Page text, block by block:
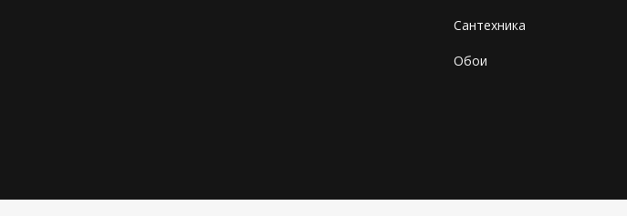
Сантехника
Обои